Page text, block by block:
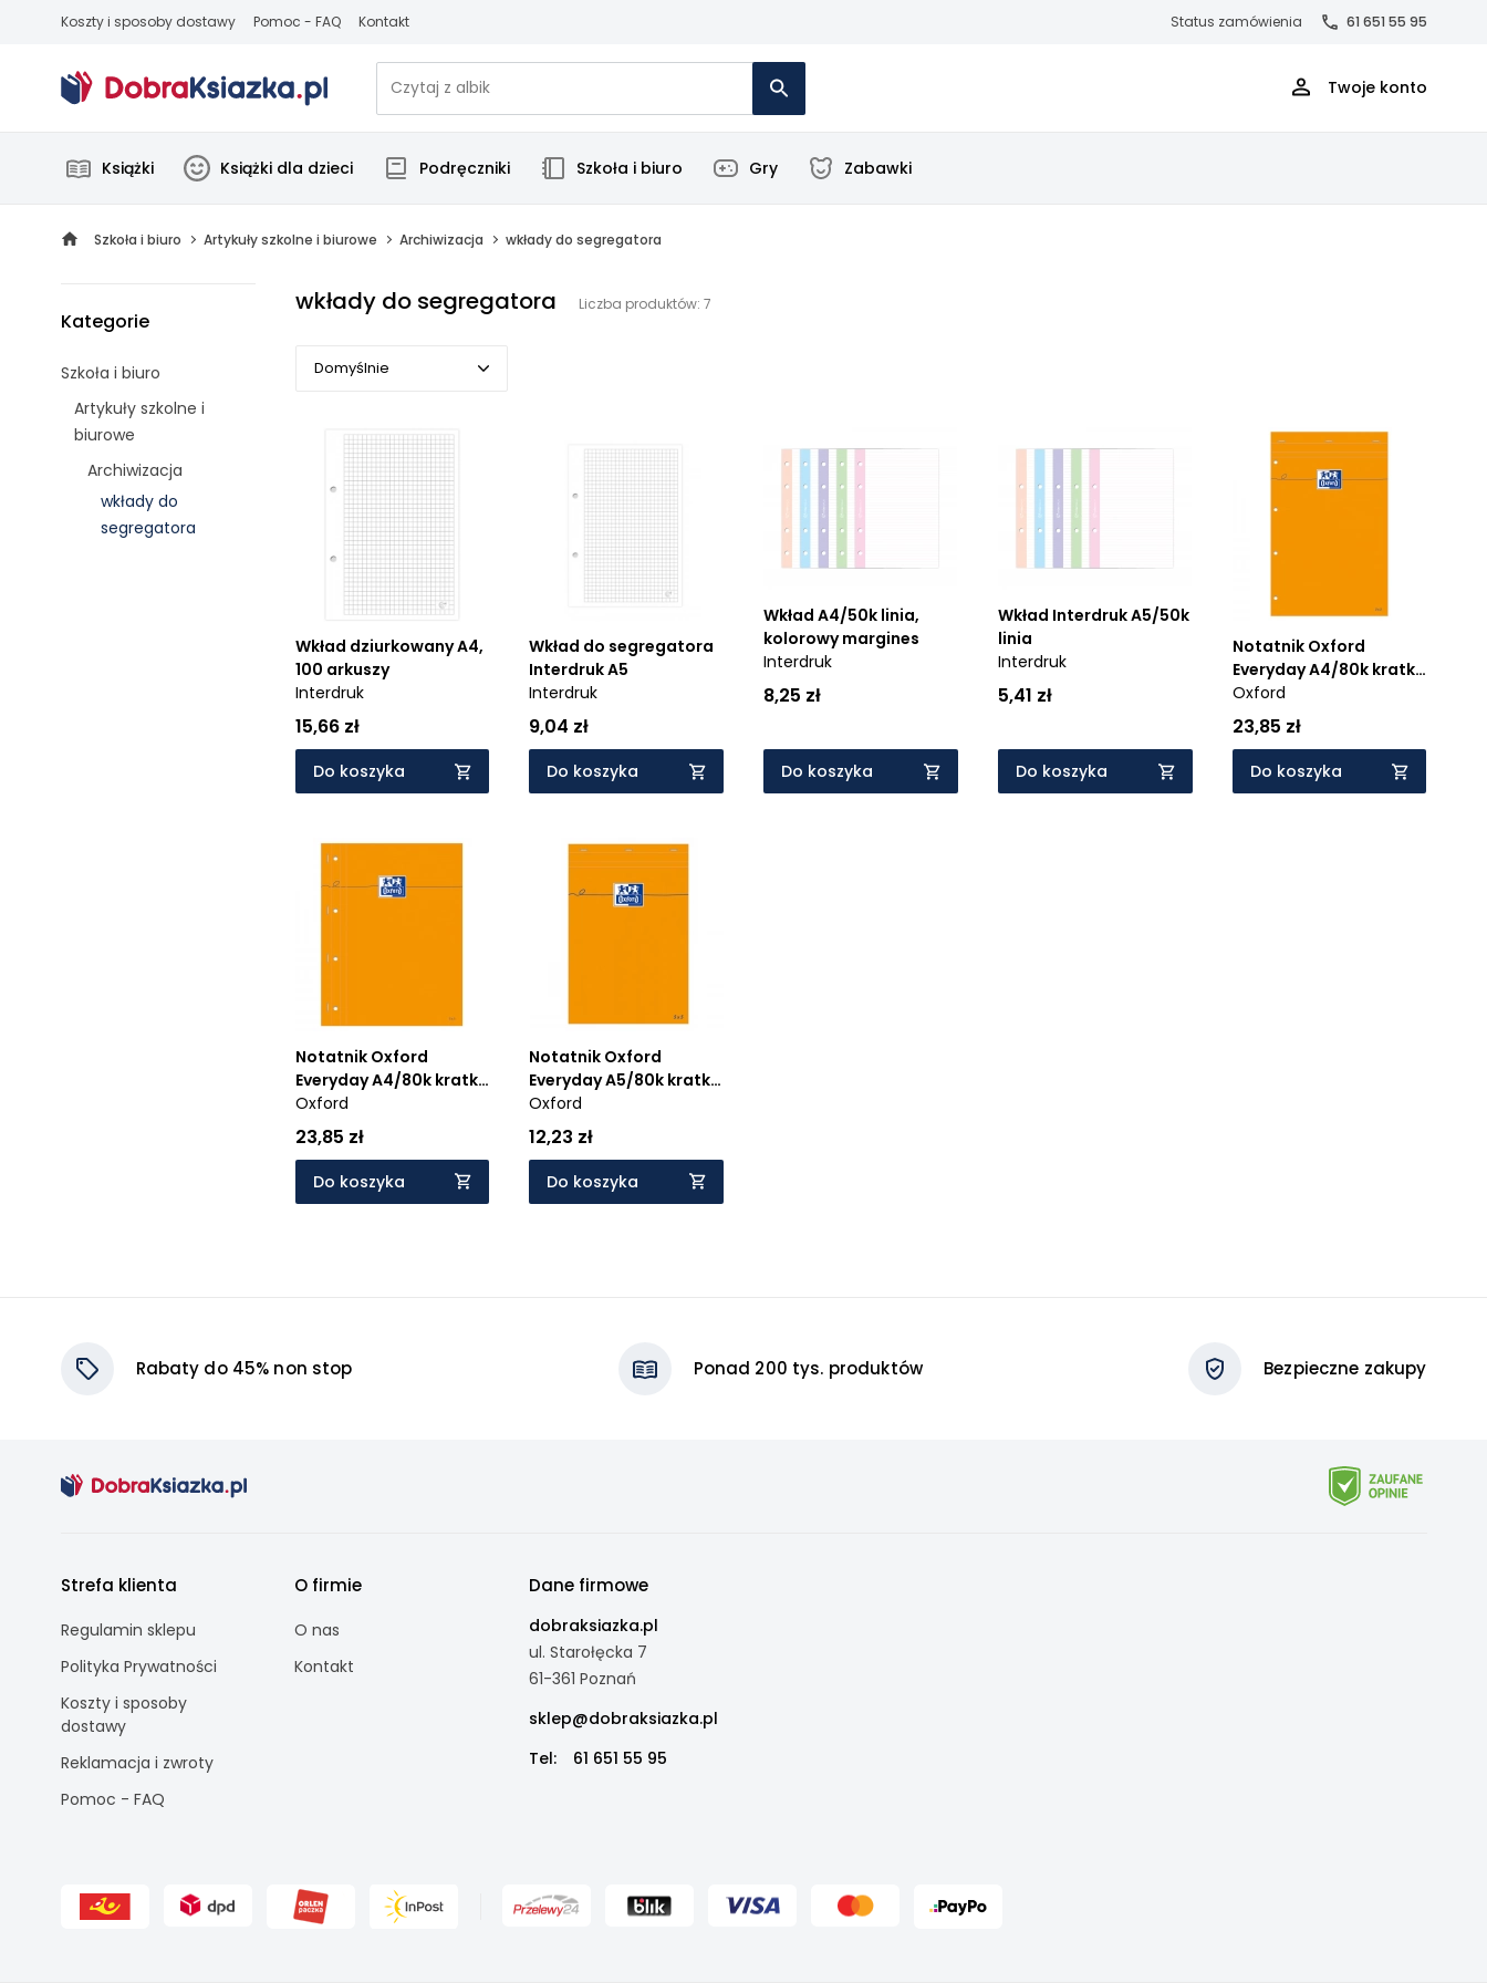
Koszty i sposoby dostawy Pomoc - FAQ Kontakt Status zamówienia 61 651 55 95
Twoje konto
Książki Książki dla dzieci Podręczniki Szkoła i biuro Gry Zabawki
Szkoła i biuro Artykuły szkolne i biurowe Archiwizacja wkłady do segregatora
Kategorie
Szkoła i biuro
Artykuły szkolne i
biurowe
Archiwizacja
wkłady do
segregatora
wkłady do segregatora Liczba produktów: 7
Domyślnie
Cena rosnąco
Cena malejąco
Od najnowszych
Od najstarszych
Wkład dziurkowany A4,
100 arkuszy
Interdruk
15,66 zł
Do koszyka
Wkład do segregatora
Interdruk A5
Interdruk
9,04 zł
Do koszyka
Wkład A4/50k linia,
kolorowy margines
Interdruk
8,25 zł
Do koszyka
Wkład Interdruk A5/50k
linia
Interdruk
5,41 zł
Do koszyka
Notatnik Oxford
Everyday A4/80k kratka
(100106283)
Oxford
23,85 zł
Do koszyka
Notatnik Oxford
Everyday A4/80k kratka
(100106289)
Oxford
23,85 zł
Do koszyka
Notatnik Oxford
Everyday A5/80k kratka
(100106280)
Oxford
12,23 zł
Do koszyka
Rabaty do 45% non stop Ponad 200 tys. produktów Bezpieczne zakupy
Strefa klienta
Regulamin sklepu
Polityka Prywatności
Koszty i sposoby
dostawy
Reklamacja i zwroty
Pomoc - FAQ
O firmie
O nas
Kontakt
Dane firmowe
dobraksiazka.pl
ul. Starołęcka 7
61-361 Poznań
sklep@dobraksiazka.pl
Tel:
61 651 55 95